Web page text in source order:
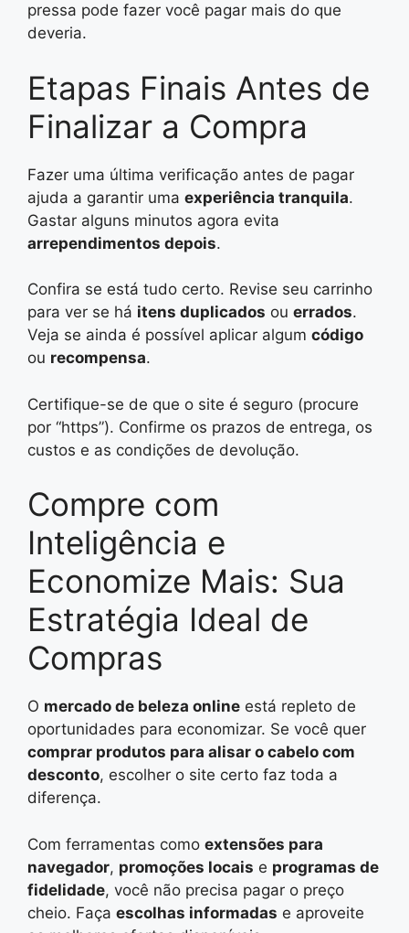
pressa pode fazer você pagar mais do que
deveria.
Etapas Finais Antes de
Finalizar a Compra
Fazer uma última verificação antes de pagar
ajuda a garantir uma experiência tranquila.
Gastar alguns minutos agora evita
arrependimentos depois.
Confira se está tudo certo. Revise seu carrinho
para ver se há itens duplicados ou errados.
Veja se ainda é possível aplicar algum código
ou recompensa.
Certifique-se de que o site é seguro (procure
por “https”). Confirme os prazos de entrega, os
custos e as condições de devolução.
Compre com
Inteligência e
Economize Mais: Sua
Estratégia Ideal de
Compras
O mercado de beleza online está repleto de
oportunidades para economizar. Se você quer
comprar produtos para alisar o cabelo com
desconto, escolher o site certo faz toda a
diferença.
Com ferramentas como extensões para
navegador, promoções locais e programas de
fidelidade, você não precisa pagar o preço
cheio. Faça escolhas informadas e aproveite